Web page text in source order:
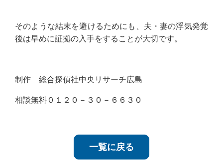
そのような結末を避けるためにも、夫・妻の浮気発覚
後は早めに証拠の入手をすることが大切です。
制作 総合探偵社中央リサーチ広島
相談無料０１２０－３０－６６３０
一覧に戻る